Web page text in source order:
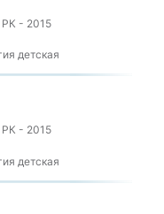
РК - 2015
детская
РК - 2015
детская